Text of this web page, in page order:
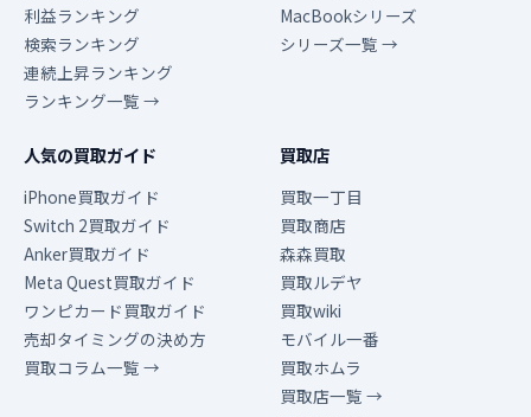
利益ランキング
検索ランキング
連続上昇ランキング
ランキング一覧 →
MacBookシリーズ
シリーズ一覧 →
人気の買取ガイド
iPhone買取ガイド
Switch 2買取ガイド
Anker買取ガイド
Meta Quest買取ガイド
ワンピカード買取ガイド
売却タイミングの決め方
買取コラム一覧 →
買取店
買取一丁目
買取商店
森森買取
買取ルデヤ
買取wiki
モバイル一番
買取ホムラ
買取店一覧 →